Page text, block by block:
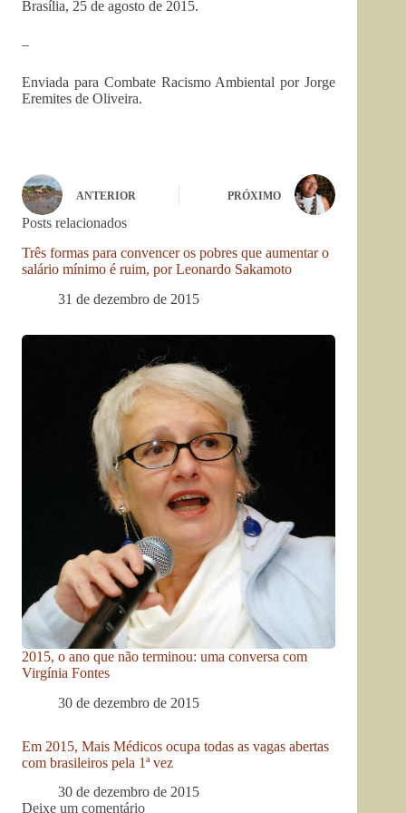
Brasília, 25 de agosto de 2015.
–
Enviada para Combate Racismo Ambiental por Jorge
Eremites de Oliveira.
ANTERIOR PRÓXIMO
Posts relacionados
Três formas para convencer os pobres que aumentar o
salário mínimo é ruim, por Leonardo Sakamoto
31 de dezembro de 2015
2015, o ano que não terminou: uma conversa com
Virgínia Fontes
30 de dezembro de 2015
Em 2015, Mais Médicos ocupa todas as vagas abertas
com brasileiros pela 1ª vez
30 de dezembro de 2015
Deixe um comentário